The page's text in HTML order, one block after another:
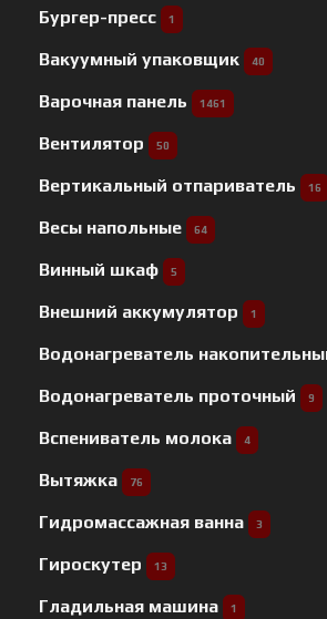
Бургер-пресс 1
Вакуумный упаковщик 40
Варочная панель 1461
Вентилятор 50
Вертикальный отпариватель 16
Весы напольные 64
Винный шкаф 5
Внешний аккумулятор 1
Водонагреватель
Водонагреватель проточный 9
Вспениватель молока 4
Вытяжка 76
Гидромассажная ванна 3
Гироскутер 13
Гладильная машина 1